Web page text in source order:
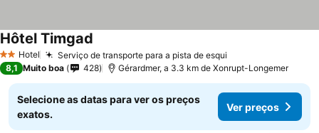
2 Estrelas
Hotel Serviço de transporte para a pista de esqui
Hôtel Timgad
8,1 Muito boa 428 Gérardmer, a 3.3 km de Xonrupt-Longemer
Selecione as datas para ver os preços
exatos.
Ver preços